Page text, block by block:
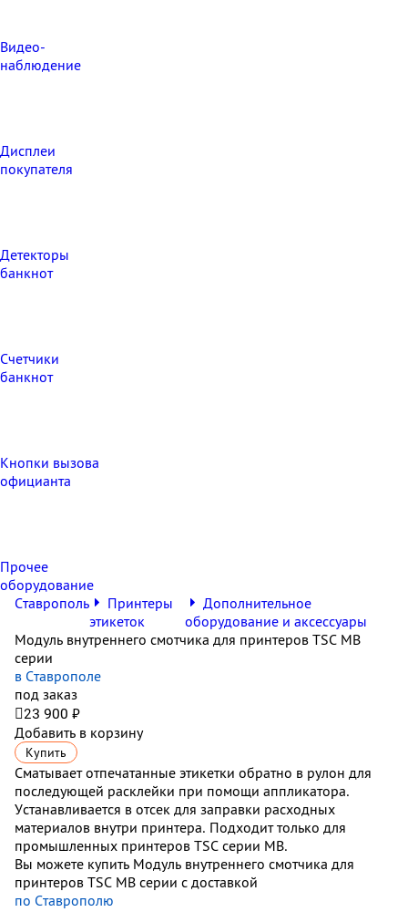
Видео‑
наблюдение
Дисплеи
покупателя
Детекторы
банкнот
Счетчики
банкнот
Кнопки вызова
официанта
Прочее
оборудование
Ставрополь
Принтеры
этикеток
Дополнительное
оборудование и аксессуары
Модуль внутреннего смотчика для принтеров TSC МВ
серии
в Ставрополе
под заказ
23 900 ₽
Добавить в корзину
Купить
Сматывает отпечатанные этикетки обратно в рулон для
последующей расклейки при помощи аппликатора.
Устанавливается в отсек для заправки расходных
материалов внутри принтера. Подходит только для
промышленных принтеров TSC серии MB.
Вы можете купить Модуль внутреннего смотчика для
принтеров TSC МВ серии с доставкой
по Ставрополю